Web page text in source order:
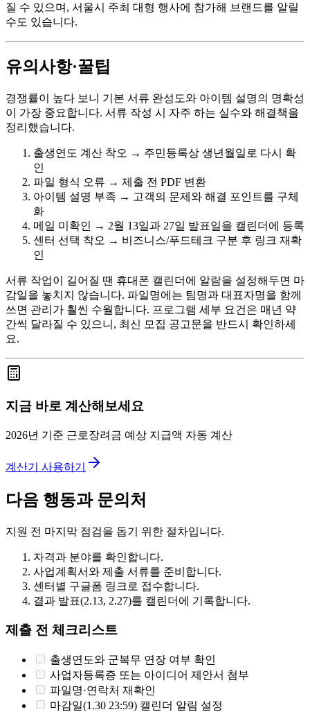
질 수 있으며, 서울시 주최 대형 행사에 참가해 브랜드를 알릴
수도 있습니다.
유의사항·꿀팁
경쟁률이 높다 보니 기본 서류 완성도와 아이템 설명의 명확성
이 가장 중요합니다. 서류 작성 시 자주 하는 실수와 해결책을
정리했습니다.
출생연도 계산 착오 → 주민등록상 생년월일로 다시 확
인
파일 형식 오류 → 제출 전 PDF 변환
아이템 설명 부족 → 고객의 문제와 해결 포인트를 구체
화
메일 미확인 → 2월 13일과 27일 발표일을 캘린더에 등록
센터 선택 착오 → 비즈니스/푸드테크 구분 후 링크 재확
인
서류 작업이 길어질 땐 휴대폰 캘린더에 알람을 설정해두면 마
감일을 놓치지 않습니다. 파일명에는 팀명과 대표자명을 함께
쓰면 관리가 훨씬 수월합니다. 프로그램 세부 요건은 매년 약
간씩 달라질 수 있으니, 최신 모집 공고문을 반드시 확인하세
요.
지금 바로 계산해보세요
2026년 기준 근로장려금 예상 지급액 자동 계산
계산기 사용하기
다음 행동과 문의처
지원 전 마지막 점검을 돕기 위한 절차입니다.
자격과 분야를 확인합니다.
사업계획서와 제출 서류를 준비합니다.
센터별 구글폼 링크로 접수합니다.
결과 발표(2.13, 2.27)를 캘린더에 기록합니다.
제출 전 체크리스트
출생연도와 군복무 연장 여부 확인
사업자등록증 또는 아이디어 제안서 첨부
파일명·연락처 재확인
마감일(1.30 23:59) 캘린더 알림 설정